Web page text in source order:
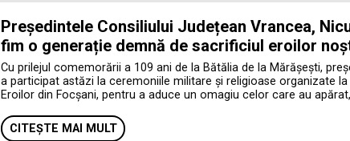
Președintele Consiliului Județean Vrancea,
fim o generație demnă de sacrificiul eroilor
Cu prilejul comemorării a 109 ani de la Bătălia de la Mărășești,
a participat astăzi la ceremoniile militare și religioase organizate
Eroilor din Focșani, pentru a aduce un omagiu celor care au
CITEȘTE MAI MULT